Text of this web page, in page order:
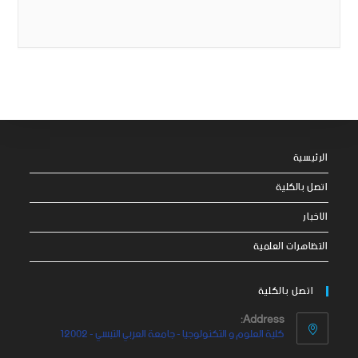
الرئيسية
اتصل بالكلية
الاخبار
التظاهرات العلمية
اتصل بالكلية
Address:
كلية العلوم و التكنولوجيا - جامعة العربي التبسي - 12002